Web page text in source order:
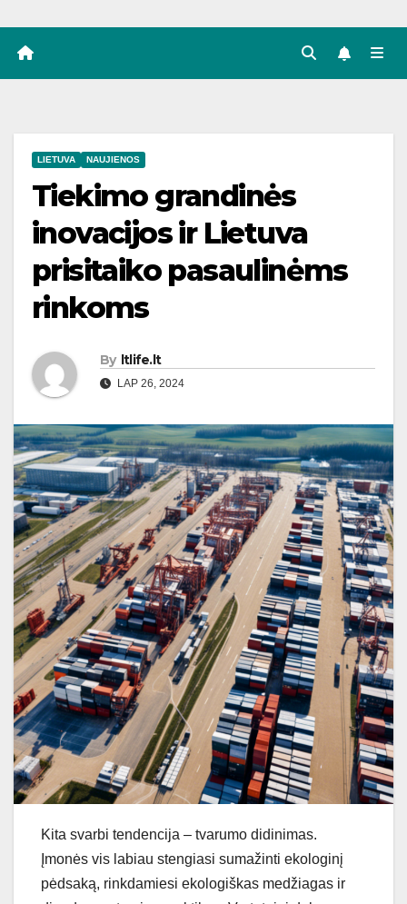
LIETUVA NAUJIENOS
Tiekimo grandinės
inovacijos ir Lietuva
prisitaiko pasaulinėms
rinkoms
By ltlife.lt
LAP 26, 2024
Kita svarbi tendencija – tvarumo didinimas.
Įmonės vis labiau stengiasi sumažinti ekologinį
pėdsaką, rinkdamiesi ekologiškas medžiagas ir